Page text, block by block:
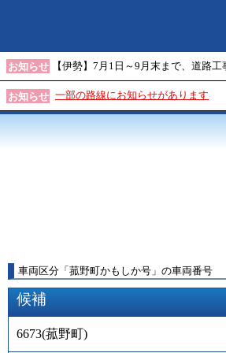
お知らせ 【伊勢】7月1日～9月末まで、道路
お知らせ 一部の路線にお知らせがあります
車両区分 「 菰野町かもしか号 」 の車両番号
候補
6673(菰野町)